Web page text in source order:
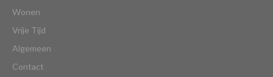
Wonen
Vrije Tijd
Algemeen
Contact